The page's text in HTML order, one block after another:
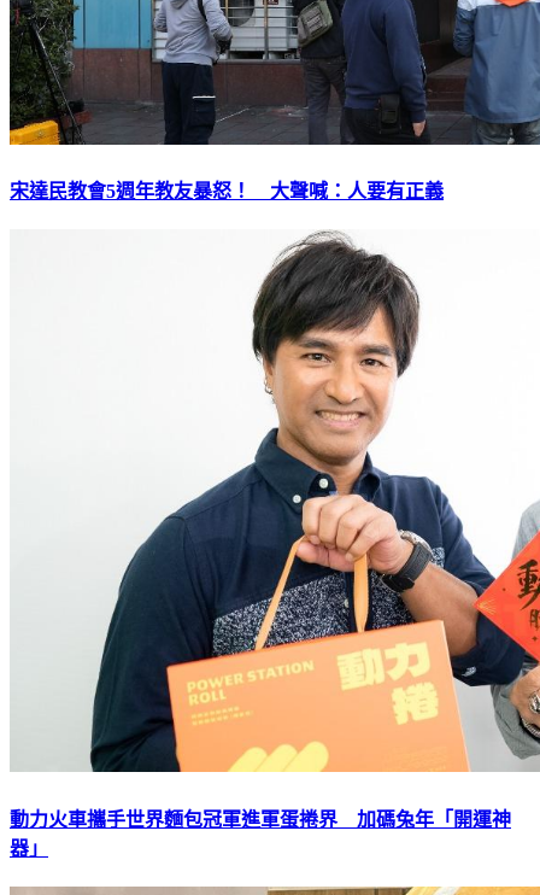
宋達民教會5週年教友暴怒！ 大聲喊：人要有正義
動力火車攜手世界麵包冠軍進軍蛋捲界 加碼兔年「開運神
器」